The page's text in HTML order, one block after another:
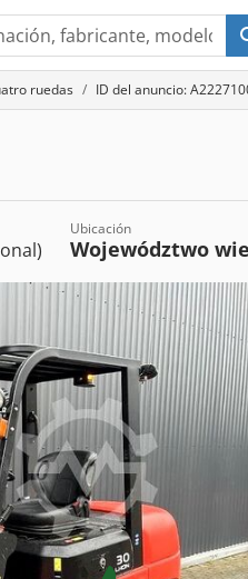
ruedas ID del anuncio:
Ubicación
Województwo